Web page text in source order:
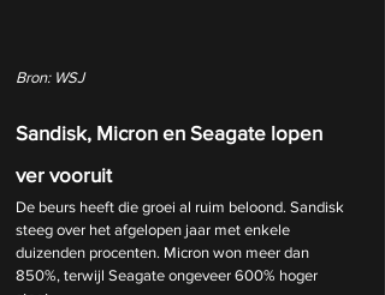
Bron: WSJ
Sandisk, Micron en Seagate lopen
ver vooruit
De beurs heeft die groei al ruim beloond. Sandisk
steeg over het afgelopen jaar met enkele
duizenden procenten. Micron won meer dan
850%, terwijl Seagate ongeveer 600% hoger